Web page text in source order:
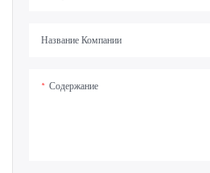
Название Компании
Содержание